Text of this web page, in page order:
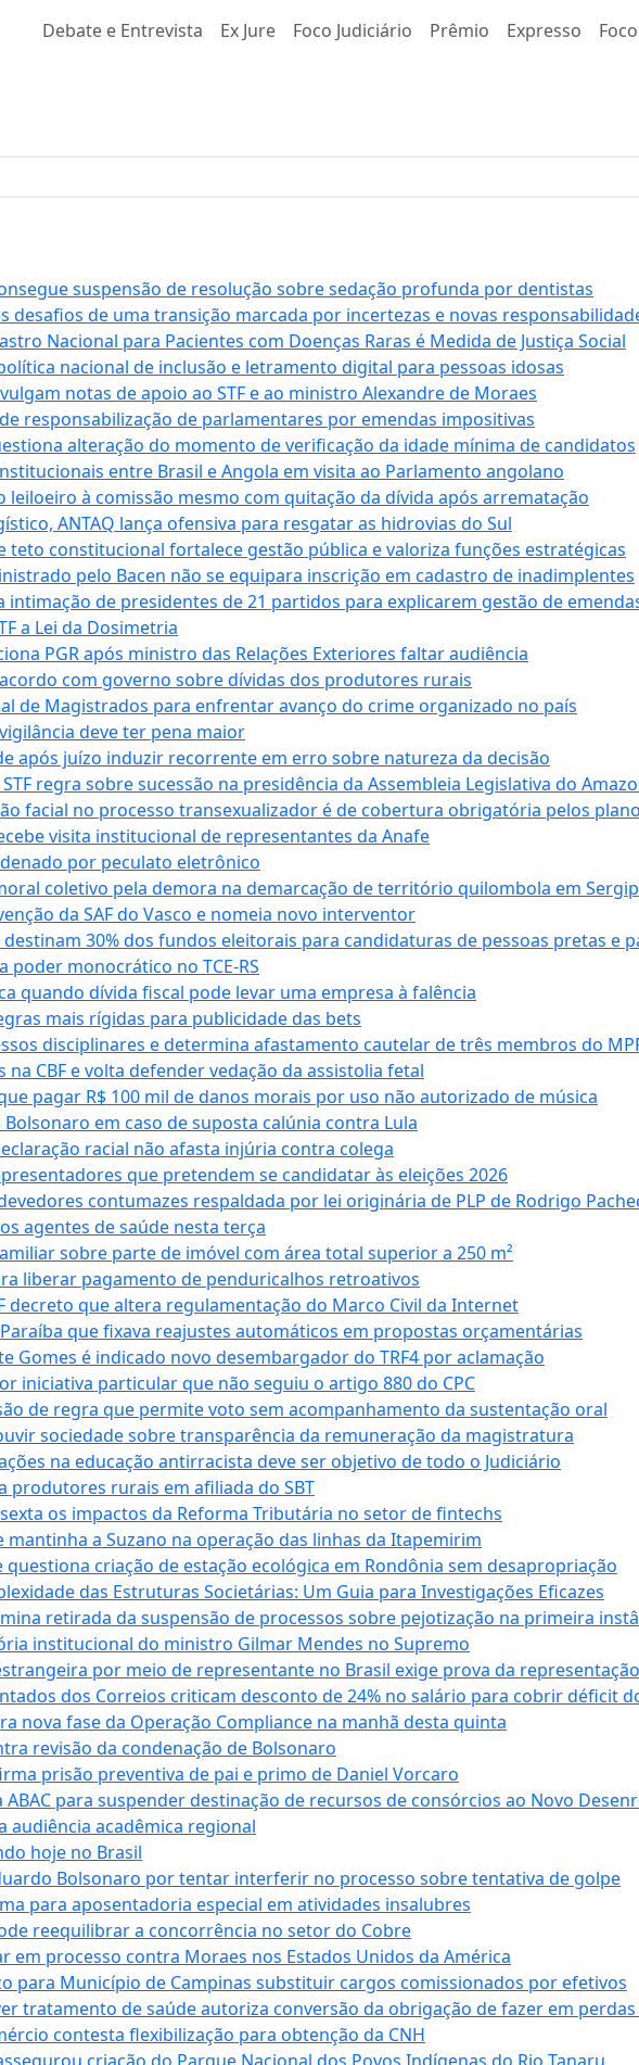
Debate e Entrevista Ex Jure Foco Judiciário Prêmio Expresso
suspensão de resolução sobre sedação profunda por dentistas
desafios de uma transição marcada por incertezas e novas
Nacional para Pacientes com Doenças Raras é Medida de Justiça Social
nacional de inclusão e letramento digital para pessoas idosas
notas de apoio ao STF e ao ministro Alexandre de Moraes
responsabilização de parlamentares por emendas impositivas
alteração do momento de verificação da idade mínima de candidatos
entre Brasil e Angola em visita ao Parlamento angolano
à comissão mesmo com quitação da dívida após arrematação
ANTAQ lança ofensiva para resgatar as hidrovias do Sul
teto constitucional fortalece gestão pública e valoriza funções estratégicas
pelo Bacen não se equipara inscrição em cadastro de inadimplentes
de presidentes de 21 partidos para explicarem gestão de
a Lei da Dosimetria
PGR após ministro das Relações Exteriores faltar audiência
com governo sobre dívidas dos produtores rurais
de Magistrados para enfrentar avanço do crime organizado no país
deve ter pena maior
após juízo induzir recorrente em erro sobre natureza da decisão
regra sobre sucessão na presidência da Assembleia Legislativa do
facial no processo transexualizador é de cobertura obrigatória pelos
visita institucional de representantes da Anafe
por peculato eletrônico
coletivo pela demora na demarcação de território quilombola em
da SAF do Vasco e nomeia novo interventor
30% dos fundos eleitorais para candidaturas de pessoas pretas e
poder monocrático no TCE-RS
quando dívida fiscal pode levar uma empresa à falência
mais rígidas para publicidade das bets
disciplinares e determina afastamento cautelar de três membros do
CBF e volta defender vedação da assistolia fetal
pagar R$ 100 mil de danos morais por uso não autorizado de música
em caso de suposta calúnia contra Lula
racial não afasta injúria contra colega
que pretendem se candidatar às eleições 2026
contumazes respaldada por lei originária de PLP de Rodrigo
agentes de saúde nesta terça
sobre parte de imóvel com área total superior a 250 m²
liberar pagamento de penduricalhos retroativos
decreto que altera regulamentação do Marco Civil da Internet
que fixava reajustes automáticos em propostas orçamentárias
Gomes é indicado novo desembargador do TRF4 por aclamação
iniciativa particular que não seguiu o artigo 880 do CPC
de regra que permite voto sem acompanhamento da sustentação oral
sociedade sobre transparência da remuneração da magistratura
na educação antirracista deve ser objetivo de todo o Judiciário
produtores rurais em afiliada do SBT
os impactos da Reforma Tributária no setor de fintechs
a Suzano na operação das linhas da Itapemirim
criação de estação ecológica em Rondônia sem desapropriação
das Estruturas Societárias: Um Guia para Investigações Eficazes
retirada da suspensão de processos sobre pejotização na primeira
institucional do ministro Gilmar Mendes no Supremo
por meio de representante no Brasil exige prova da representação
dos Correios criticam desconto de 24% no salário para cobrir déficit
nova fase da Operação Compliance na manhã desta quinta
revisão da condenação de Bolsonaro
prisão preventiva de pai e primo de Daniel Vorcaro
para suspender destinação de recursos de consórcios ao Novo
audiência acadêmica regional
hoje no Brasil
Bolsonaro por tentar interferir no processo sobre tentativa de golpe
para aposentadoria especial em atividades insalubres
reequilibrar a concorrência no setor do Cobre
em processo contra Moraes nos Estados Unidos da América
para Município de Campinas substituir cargos comissionados por efetivos
tratamento de saúde autoriza conversão da obrigação de fazer em perdas
contesta flexibilização para obtenção da CNH